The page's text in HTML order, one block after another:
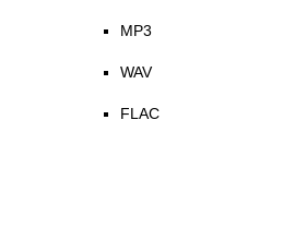
MP3
WAV
FLAC